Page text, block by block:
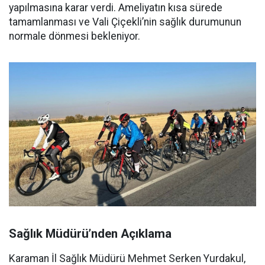
yapılmasına karar verdi. Ameliyatın kısa sürede
tamamlanması ve Vali Çiçekli’nin sağlık durumunun
normale dönmesi bekleniyor.
Sağlık Müdürü’nden Açıklama
Karaman İl Sağlık Müdürü Mehmet Serken Yurdakul,